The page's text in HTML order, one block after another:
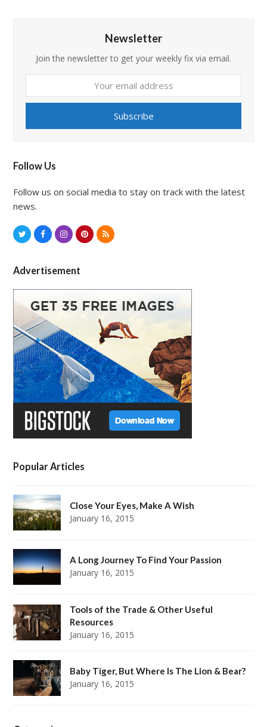
Newsletter
Join the newsletter to get your weekly fix via email.
email
Subscribe
Follow Us
Follow us on social media to stay on track with the latest
news.
T
i
t
t
e
r
c
e
b
o
o
k
s
t
a
r
a
m
P
t
e
e
s
t
R
Advertisement
Popular Articles
Close Your Eyes, Make A Wish
January 16, 2015
A Long Journey To Find Your Passion
January 16, 2015
Tools of the Trade & Other Useful
Resources
January 16, 2015
Baby Tiger, But Where Is The Lion & Bear?
January 16, 2015